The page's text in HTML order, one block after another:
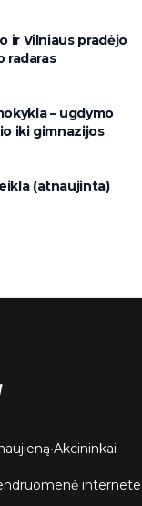
ir Vilniaus pradėjo
radaras
– ugdymo
iki gimnazijos
(atnaujinta)
•Akcininkai
internete